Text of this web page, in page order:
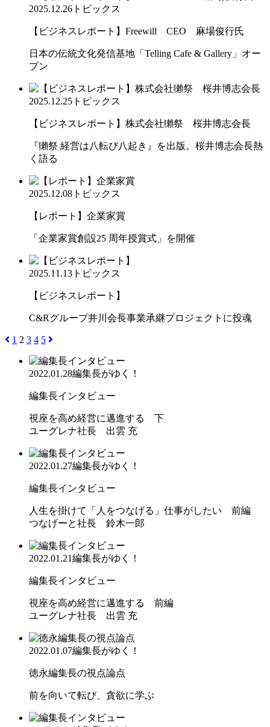
2025.12.26 トピックス
【ビジネスレポート】Freewill CEO 麻場俊行氏
日本の伝統文化発信基地「Telling Cafe & Gallery」オー
プン
2025.12.25 トピックス
【ビジネスレポート】株式会社獺祭 桜井博志会長
『獺祭 経営は八転び八起き』を出版。桜井博志会長熱
く語る
2025.12.08 トピックス
【レポート】企業家賞
「企業家賞創設25 周年授賞式」を開催
2025.11.13 トピックス
【ビジネスレポート】
C&Rグループ井川会長事業承継プロジェクトに投魂
1 2 3 4 5
2022.01.28編集長がゆく！
編集長インタビュー
視座を高め経営に邁進する 下
ユーグレナ社長 出雲 充
2022.01.27編集長がゆく！
編集長インタビュー
人生を掛けて「人をつなげる」仕事がしたい 前編
つなげーと社長 鈴木一郎
2022.01.21編集長がゆく！
編集長インタビュー
視座を高め経営に邁進する 前編
ユーグレナ社長 出雲 充
2022.01.07編集長がゆく！
徳永編集長の視点論点
前を向いて転び、貪欲に学ぶ